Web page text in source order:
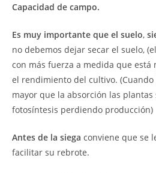
Capacidad de campo.
Es muy importante que el suelo,
no debemos dejar secar el suelo,
con más fuerza a medida que está
el rendimiento del cultivo.
mayor que la absorción las
fotosíntesis perdiendo producción)
Antes de la siega conviene que se
facilitar su rebrote.